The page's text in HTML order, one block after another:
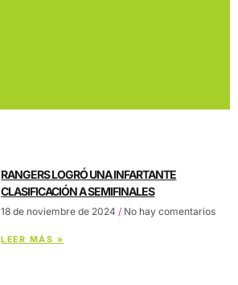
RANGERS LOGRÓ UNA INFARTANTE
CLASIFICACIÓN A SEMIFINALES
18 de noviembre de 2024 No hay comentarios
LEER MÁS »